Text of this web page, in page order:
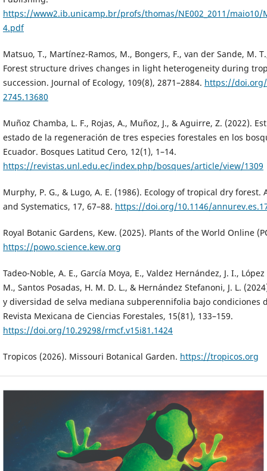
https://www2.ib.unicamp.br/profs/thomas/NE002_2011/maio10/
4.pdf
Matsuo, T., Martínez-Ramos, M., Bongers, F., van der Sande, M.
Forest structure drives changes in light heterogeneity during
succession. Journal of Ecology, 109(8), 2871–2884. https://doi.org/
2745.13680
Muñoz Chamba, L. F., Rojas, A., Muñoz, J., & Aguirre, Z. (2022).
estado de la regeneración de tres especies forestales en los
Ecuador. Bosques Latitud Cero, 12(1), 1–14.
https://revistas.unl.edu.ec/index.php/bosques/article/view/1309
Murphy, P. G., & Lugo, A. E. (1986). Ecology of tropical dry forest.
and Systematics, 17, 67–88. https://doi.org/10.1146/
Royal Botanic Gardens, Kew. (2025). Plants of the World Online
https://powo.science.kew.org
Tadeo-Noble, A. E., García Moya, E., Valdez Hernández, J. I.,
M., Santos Posadas, H. M. D. L., & Hernández Stefanoni, J. L.
y diversidad de selva mediana subperennifolia bajo condiciones
Revista Mexicana de Ciencias Forestales, 15(81), 133–159.
https://doi.org/10.29298/rmcf.v15i81.1424
Tropicos (2026). Missouri Botanical Garden. https://tropicos.org